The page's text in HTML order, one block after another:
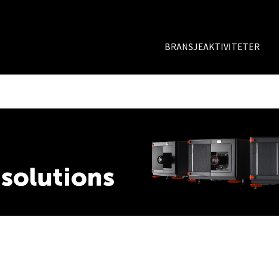
BRANSJEAKTIVITETER